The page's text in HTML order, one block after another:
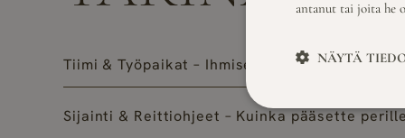
Tiimi & Työpaikat – Ihmiset paikan takana
Sijainti & Reittiohjeet – Kuinka pääsette
antanut tai joita he
NÄYTÄ